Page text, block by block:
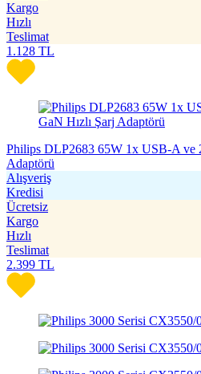
Kargo
Hızlı
Teslimat
1.128 TL
Philips DLP2683 65W 1x USB-A ve
Adaptörü
Alışveriş
Kredisi
Ücretsiz
Kargo
Hızlı
Teslimat
2.399 TL